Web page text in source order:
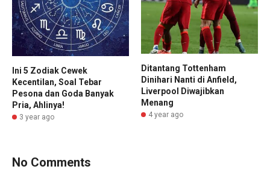
Ini 5 Zodiak Cewek
Kecentilan, Soal Tebar
Pesona dan Goda Banyak
Pria, Ahlinya!
3 year ago
Ditantang Tottenham
Dinihari Nanti di Anfield,
Liverpool Diwajibkan
Menang
4 year ago
No Comments